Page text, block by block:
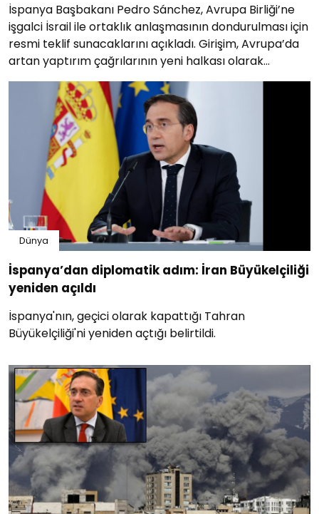
İspanya Başbakanı Pedro Sánchez, Avrupa Birliği’ne
işgalci İsrail ile ortaklık anlaşmasının dondurulması için
resmi teklif sunacaklarını açıkladı. Girişim, Avrupa’da
artan yaptırım çağrılarının yeni halkası olarak
değerlendiriliyor.
Dünya
İspanya’dan diplomatik adım: İran Büyükelçiliği
yeniden açıldı
İspanya'nın, geçici olarak kapattığı Tahran
Büyükelçiliği'ni yeniden açtığı belirtildi.